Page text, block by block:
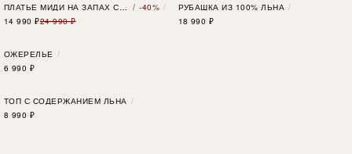
ПЛАТЬЕ МИДИ НА ЗАПАХ С ПОЯСОМ
-40%
14 990 ₽24 990 ₽
РУБАШКА ИЗ 100% ЛЬНА
18 990 ₽
ОЖЕРЕЛЬЕ
6 990 ₽
ТОП С СОДЕРЖАНИЕМ ЛЬНА
8 990 ₽